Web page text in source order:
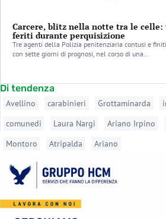
Carcere, blitz nella notte tra le
feriti durante perquisizione
Tre agenti della Polizia penitenziaria contusi e
con sette giorni di prognosi, nel corso di una…
Di tendenza
Avellino carabinieri Grottaminarda
comunedi
Laura Nargi Ariano Irpino
Montoro
Atripalda Ariano